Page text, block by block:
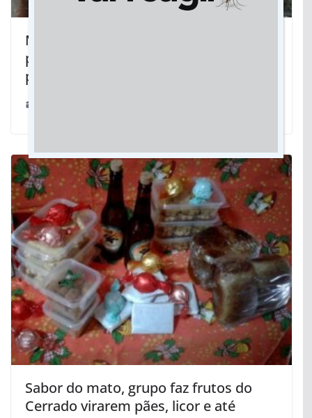
Mato Grosso do Sul inspira MT em
práticas de educação profissional e
programa de aprendizagem
Sabor do mato, grupo faz frutos do
Cerrado virarem pães, licor e até